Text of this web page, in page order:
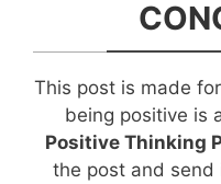
This post is made
being positive is
Positive Thinking
the post and send